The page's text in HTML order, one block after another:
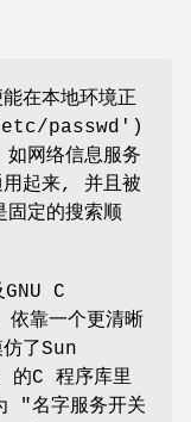
在本地环境正
etc/passwd')
网络信息服务
起来, 并且被
定的搜索顺
C
一个更清晰
了Sun
C 程序库里
"名字服务开关